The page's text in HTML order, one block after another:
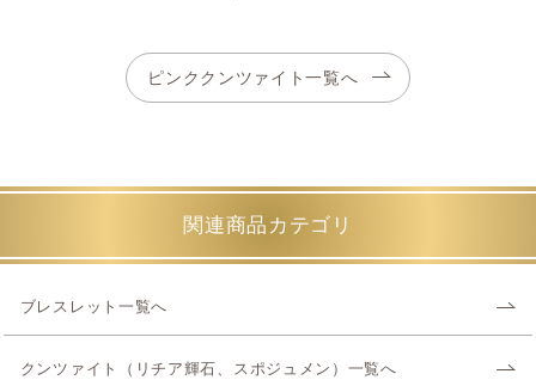
ピンククンツァイト一覧へ
関連商品カテゴリ
ブレスレット一覧へ
クンツァイト（リチア輝石、スポジュメン）一覧へ